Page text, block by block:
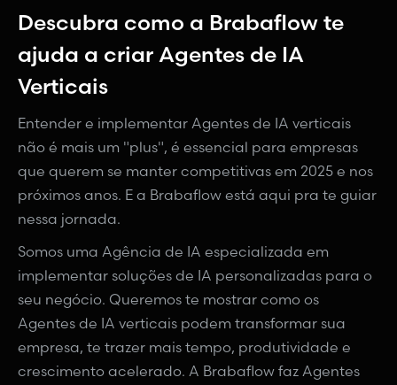
Descubra como a Brabaflow te
ajuda a criar Agentes de IA
Verticais
Entender e implementar Agentes de IA verticais
não é mais um "plus", é essencial para empresas
que querem se manter competitivas em 2025 e nos
próximos anos. E a Brabaflow está aqui pra te guiar
nessa jornada.
Somos uma Agência de IA especializada em
implementar soluções de IA personalizadas para o
seu negócio. Queremos te mostrar como os
Agentes de IA verticais podem transformar sua
empresa, te trazer mais tempo, produtividade e
crescimento acelerado. A Brabaflow faz Agentes